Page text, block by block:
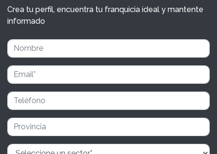
Crea tu perfil, encuentra tu franquicia ideal y mantente
informado